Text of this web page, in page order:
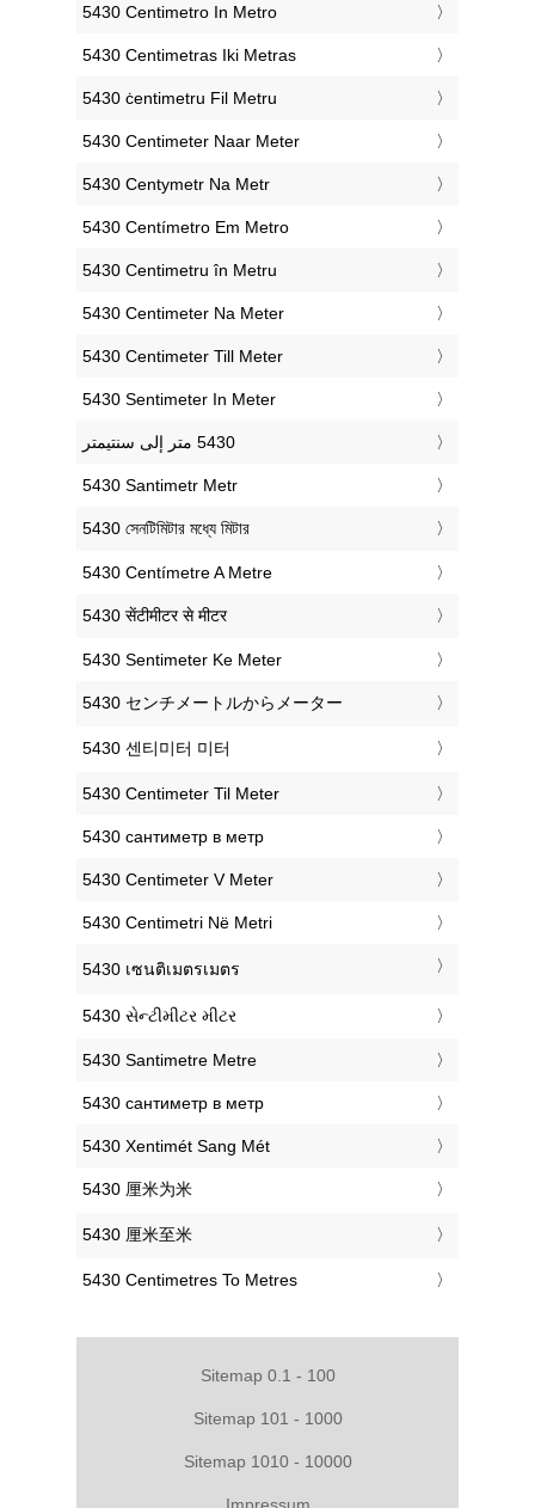
‎5430 Centimetro In Metro
‎5430 Centimetras Iki Metras
‎5430 ċentimetru Fil Metru
‎5430 Centimeter Naar Meter
‎5430 Centymetr Na Metr
‎5430 Centímetro Em Metro
‎5430 Centimetru în Metru
‎5430 Centimeter Na Meter
‎5430 Centimeter Till Meter
‎5430 Sentimeter In Meter
‎5430 Santimetr Metr
‎5430 সেনটিমিটার মধ্যে মিটার
‎5430 Centímetre A Metre
‎5430 सेंटीमीटर से मीटर
‎5430 Sentimeter Ke Meter
‎5430 センチメートルからメーター
‎5430 센티미터 미터
‎5430 Centimeter Til Meter
‎5430 сантиметр в метр
‎5430 Centimeter V Meter
‎5430 Centimetri Në Metri
‎5430 เซนติเมตรเมตร
‎5430 સેન્ટીમીટર મીટર
‎5430 Santimetre Metre
‎5430 сантиметр в метр
‎5430 Xentimét Sang Mét
‎5430 厘米为米
‎5430 厘米至米
‎5430 Centimetres To Metres
Sitemap 0.1 - 100
Sitemap 101 - 1000
Sitemap 1010 - 10000